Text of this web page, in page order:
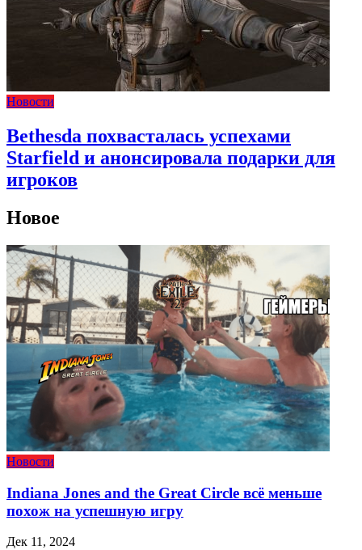
Новости
Bethesda похвасталась успехами
Starfield и анонсировала подарки для
игроков
Новое
Новости
Indiana Jones and the Great Circle всё меньше
похож на успешную игру
Дек 11, 2024